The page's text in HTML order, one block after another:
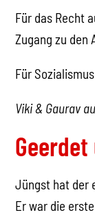
Für das Recht
Zugang zu den
Für
Viki & Gaurav
Jüngst hat der
Er war die